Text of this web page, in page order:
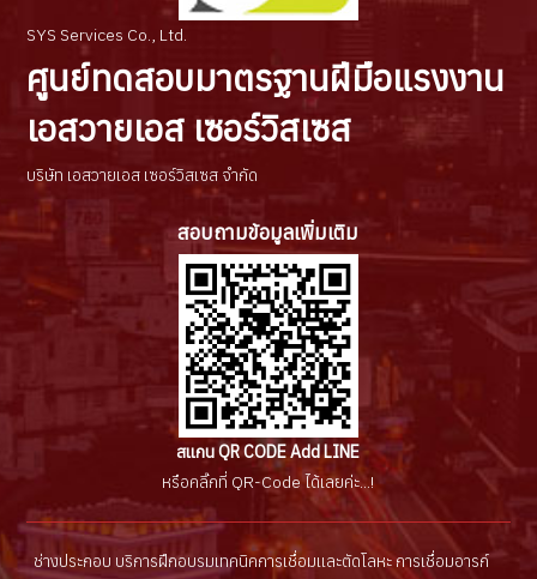
SYS Services Co., Ltd.
ศูนย์ทดสอบมาตรฐานฝีมือแรงงาน
เอสวายเอส เซอร์วิสเซส
บริษัท เอสวายเอส เซอร์วิสเซส จำกัด
สอบถามข้อมูลเพิ่มเติม
สแกน QR CODE Add LINE
หรือคลิ๊กที่ QR-Code ได้เลยค่ะ...!
ช่างประกอบ บริการฝึกอบรมเทคนิคการเชื่อมเเละตัดโลหะ การเชื่อมอารก์